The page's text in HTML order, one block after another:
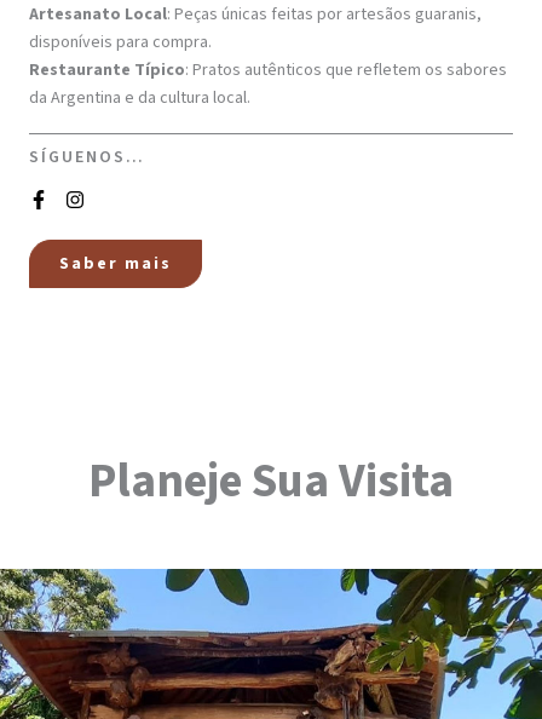
Artesanato Local: Peças únicas feitas por artesãos guaranis,
disponíveis para compra.
Restaurante Típico: Pratos autênticos que refletem os sabores
da Argentina e da cultura local.
SÍGUENOS…
Saber mais
Planeje Sua Visita